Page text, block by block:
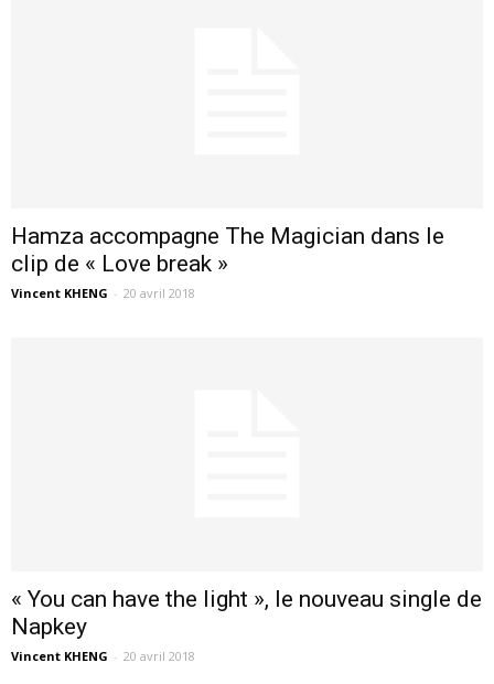
Hamza accompagne The Magician dans le
clip de « Love break »
Vincent KHENG - 20 avril 2018
« You can have the light », le nouveau single de
Napkey
Vincent KHENG - 20 avril 2018